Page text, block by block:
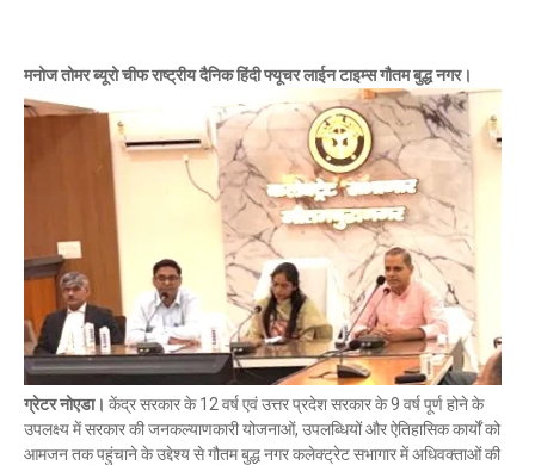
मनोज तोमर ब्यूरो चीफ राष्ट्रीय दैनिक हिंदी फ्यूचर लाईन टाइम्स गौतम बुद्ध नगर।
ग्रेटर नोएडा। केंद्र सरकार के 12 वर्ष एवं उत्तर प्रदेश सरकार के 9 वर्ष पूर्ण होने के
उपलक्ष्य में सरकार की जनकल्याणकारी योजनाओं, उपलब्धियों और ऐतिहासिक कार्यों को
आमजन तक पहुंचाने के उद्देश्य से गौतम बुद्ध नगर कलेक्ट्रेट सभागार में अधिवक्ताओं की